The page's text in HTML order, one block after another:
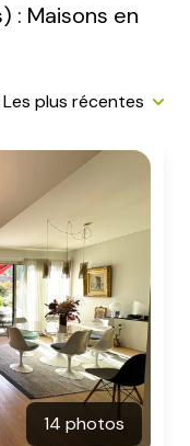
: Maisons en
plus récentes
14 photos